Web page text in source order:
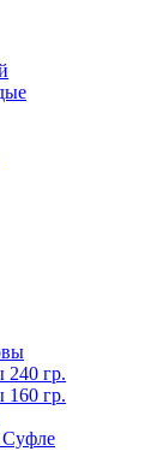
240 гр.
160 гр.